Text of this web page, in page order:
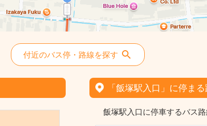
付近のバス停・路線を探す
「飯塚駅入口」に停ま
飯塚駅入口に停車するバス